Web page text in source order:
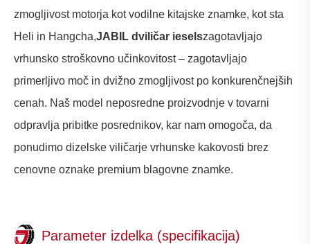
zmogljivost motorja kot vodilne kitajske znamke, kot sta
Heli in Hangcha,JABIL dviličar iesel szagotavljajo
vrhunsko stroškovno učinkovitost – zagotavljajo
primerljivo moč in dvižno zmogljivost po konkurenčnejših
cenah. Naš model neposredne proizvodnje v tovarni
odpravlja pribitke posrednikov, kar nam omogoča, da
ponudimo dizelske viličarje vrhunske kakovosti brez
cenovne oznake premium blagovne znamke.
Parameter izdelka (specifikacija)